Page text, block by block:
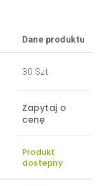
Dane produktu
30 Szt.
Zapytaj o
cenę
Produkt
dostepny